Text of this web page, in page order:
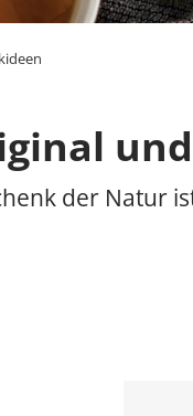
der Natur